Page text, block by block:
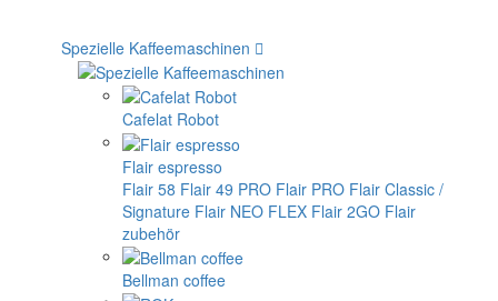
Spezielle Kaffeemaschinen
Cafelat Robot
Flair espresso
Flair 58 Flair 49 PRO Flair PRO Flair Classic /
Signature Flair NEO FLEX Flair 2GO Flair
zubehör
Bellman coffee